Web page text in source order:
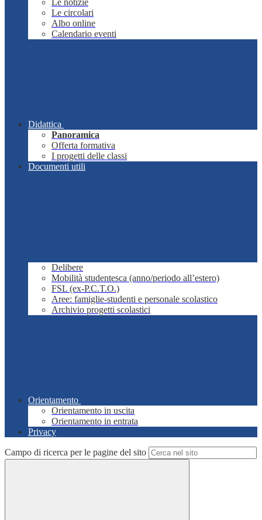
Le notizie
Le circolari
Albo online
Calendario eventi
Didattica
Panoramica
Offerta formativa
I progetti delle classi
Documenti utili
Delibere
Mobilità studentesca (anno/periodo all’estero)
FSL (ex-P.C.T.O.)
Aree: famiglie-studenti e personale scolastico
Archivio progetti scolastici
Orientamento
Orientamento in uscita
Orientamento in entrata
Privacy
Campo di ricerca per le pagine del sito